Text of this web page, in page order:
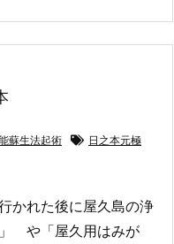
蘇生法起術 日之本元極
れた後に屋久島の浄
や「屋久用はみが